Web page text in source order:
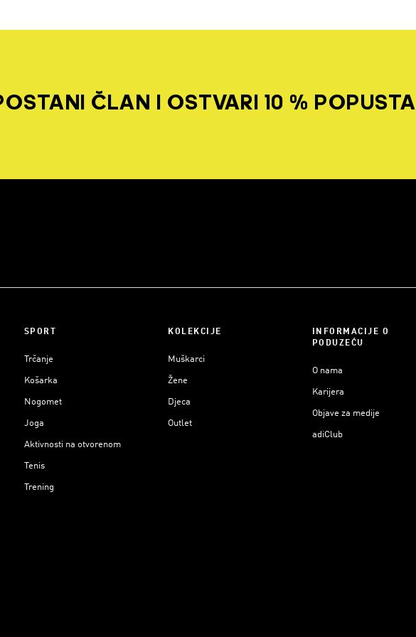
ČLAN I OSTVARI 10 % POPUSTA
SPORT
Trčanje
Košarka
Nogomet
Joga
Aktivnosti na otvorenom
Tenis
Trening
KOLEKCIJE
Muškarci
Žene
Djeca
Outlet
INFORMACIJE O
PODUZEĆU
O nama
Karijera
Objave za medije
adiClub